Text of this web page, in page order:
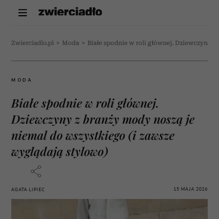
Zwierciadlo.pl > Moda > Białe spodnie w roli głównej. Dziewczyny
MODA
Białe spodnie w roli głównej.
Dziewczyny z branży mody noszą je
niemal do wszystkiego (i zawsze
wyglądają stylowo)
AGATA LIPIEC 15 MAJA 2026